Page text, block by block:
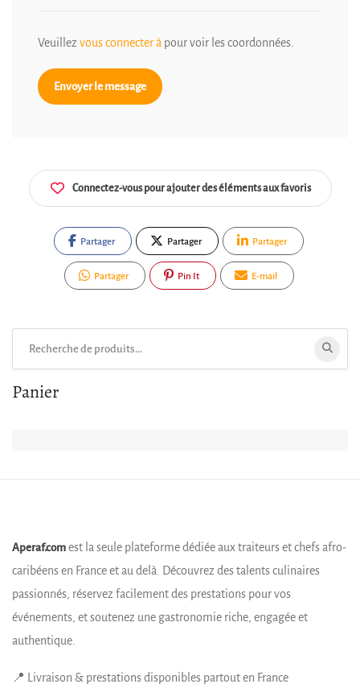
Veuillez vous connecter à pour voir les coordonnées.
Envoyer le message
Connectez-vous pour ajouter des éléments aux favoris
Partager Partager Partager
Partager Pin It E-mail
Panier
Aperaf.com est la seule plateforme dédiée aux traiteurs et chefs afro-
caribéens en France et au delà. Découvrez des talents culinaires
passionnés, réservez facilement des prestations pour vos
événements, et soutenez une gastronomie riche, engagée et
authentique.
📍 Livraison & prestations disponibles partout en France